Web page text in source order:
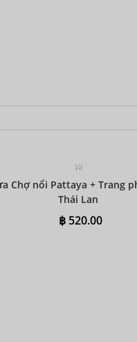
Đặt ngay
Vé
Chợ nổi Pattaya + Trang
Thái Lan
฿520.00